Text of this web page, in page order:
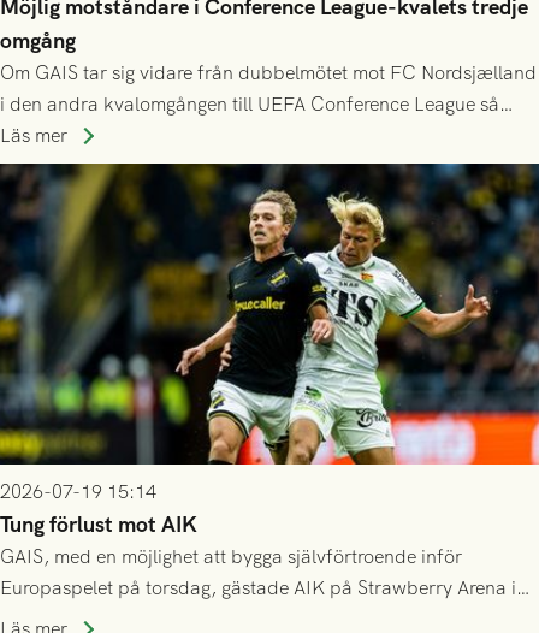
Möjlig motståndare i Conference League-kvalets tredje
omgång
Om GAIS tar sig vidare från dubbelmötet mot FC Nordsjælland
i den andra kvalomgången till UEFA Conference League så
spelas den tredje kvalomgången kort därpå. Motståndare blir
då vinnaren i mötet mellan isländska Valur och HŠK Zrinjski
Mostar från Bosnien och Hercegovina.
Läs mer
2026-07-19 15:14
Tung förlust mot AIK
GAIS, med en möjlighet att bygga självförtroende inför
Europaspelet på torsdag, gästade AIK på Strawberry Arena i
Stockholm . Men trots konstant hotande i första halvlek av